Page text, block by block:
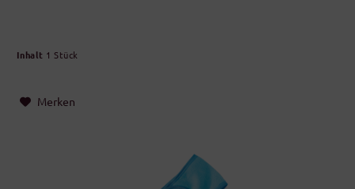
Inhalt 1 Stück
Merken